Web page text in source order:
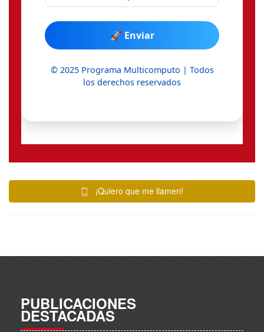
¡Quiero que me llamen!
PUBLICACIONES
DESTACADAS